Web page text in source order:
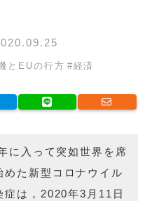
とEUの行方 #経済
に入って突如世界を席
めた新型コロナウイル
症は， 2020年3月11日